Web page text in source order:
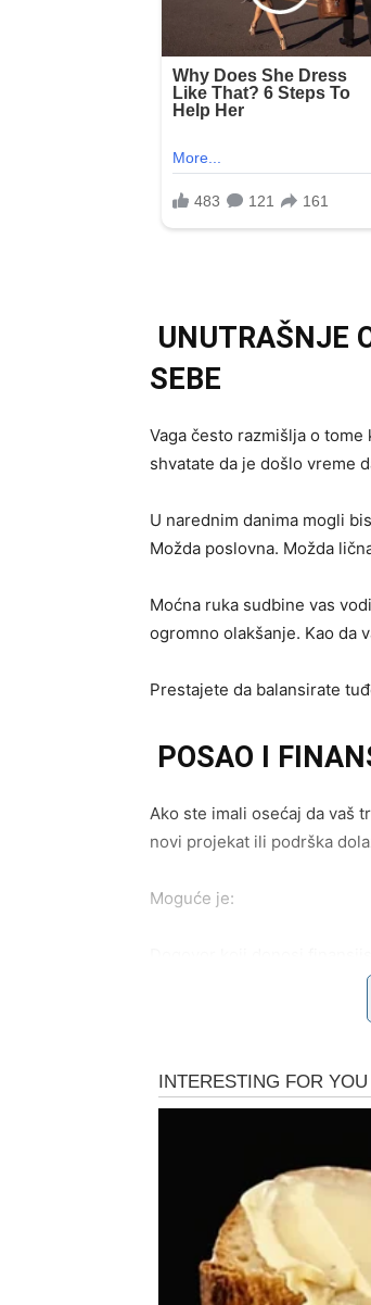
UNUTRAŠNJE
SEBE
Vaga često razmišlja o
shvatate da je došlo vreme
U narednim danima mogli
Možda poslovna. Možda
Moćna ruka sudbine vas
ogromno olakšanje. Kao da
Prestajete da balansirate
POSAO I
Ako ste imali osećaj da vaš
novi projekat ili podrška
Moguće je:
Vaga je znak koji zna da
Sudbina vam donosi balans.
Finansijska situacija
straha.